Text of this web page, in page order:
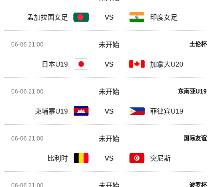
孟加拉国女足 VS 印度女足
06-06 21:00 土伦杯
日本U19 VS 加拿大U20
未开始
06-06 21:00 东南亚U19
柬埔寨U19 VS 菲律宾U19
未开始
06-06 21:00 国际友谊
比利时 VS 突尼斯
未开始
06-06 21:00 波罗杯